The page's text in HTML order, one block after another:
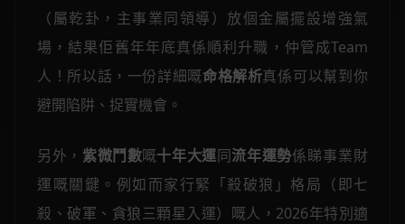
（屬乾卦，主事業同領導）放個金屬擺設增強氣
場，結果佢舊年年底真係順利升職，仲管成Team
人！所以話，一份詳細嘅命格解析真係可以幫到你
避開陷阱、捉實機會。
另外， 紫微鬥數嘅十年大運同流年運勢係睇事業財
運嘅關鍵。例如而家行緊「殺破狼」格局（即七
殺、破軍、貪狼三顆星入運）嘅人，2026年特別適